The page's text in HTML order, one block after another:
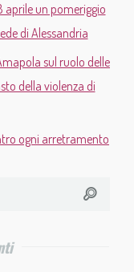
aprile un pomeriggio
di Alessandria
sul ruolo delle
della violenza di
ogni arretramento